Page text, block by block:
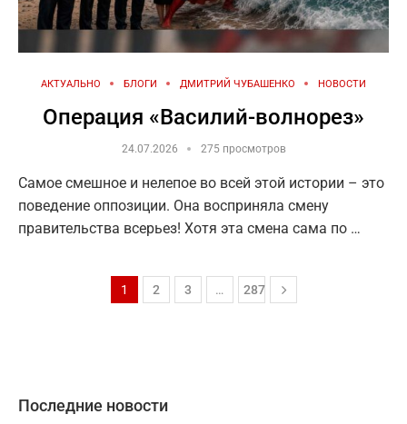
АКТУАЛЬНО БЛОГИ ДМИТРИЙ ЧУБАШЕНКО НОВОСТИ
Операция «Василий-волнорез»
24.07.2026 275 просмотров
Самое смешное и нелепое во всей этой истории – это
поведение оппозиции. Она восприняла смену
правительства всерьез! Хотя эта смена сама по …
1 2 3 … 287
Последние новости